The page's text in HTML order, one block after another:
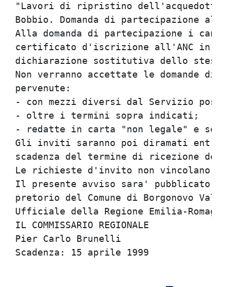
"Lavori di ripristino
Bobbio. Domanda di
Alla domanda di
certificato d'iscrizione
dichiarazione
Non verranno accettate le
- con mezzi diversi
- oltre i
- redatte in carta "non legale"
Gli inviti saranno poi
scadenza del termine di
Le richieste d'invito non
Il presente avviso sara'
pretorio del Comune di
Ufficiale della
IL
Pier